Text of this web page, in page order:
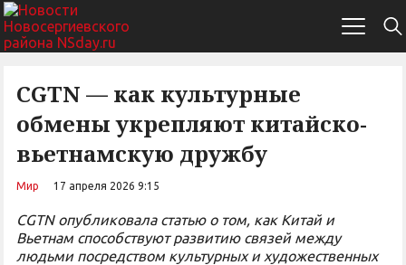
CGTN — как культурные
обмены укрепляют китайско-
вьетнамскую дружбу
Мир 17 апреля 2026 9:15
CGTN опубликовала статью о том, как Китай и
Вьетнам способствуют развитию связей между
людьми посредством культурных и художественных